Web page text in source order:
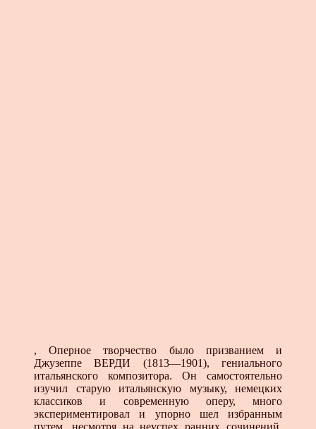
, Оперное творчество было призванием и
Джузеппе ВЕРДИ (1813—1901), гениального
итальянского композитора. Он самостоятельно
изучил старую итальянскую музыку, немецких
классиков и современную оперу, много
экспериментировал и упорно шел избранным
путем, несмотря на неуспех ранних сочинений.